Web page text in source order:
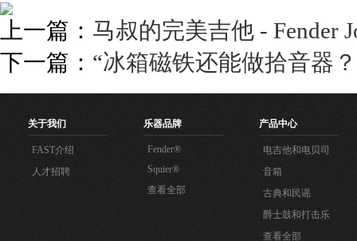
上一篇： 马叔的完美吉他 - Fender
下一篇： “冰箱磁铁还能做拾音器
关于我们
FAST介绍
人才招聘
乐器品牌
Fender®
Squier®
查看全部
产品中心
电吉他和电贝司
音箱
古典和民谣
爵士鼓和打击乐
查看全部